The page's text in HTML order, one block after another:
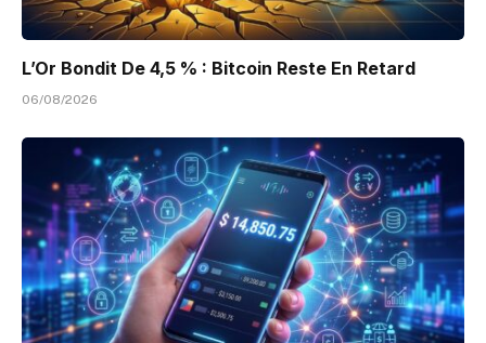
L’Or Bondit De 4,5 % : Bitcoin Reste En Retard
06/08/2026